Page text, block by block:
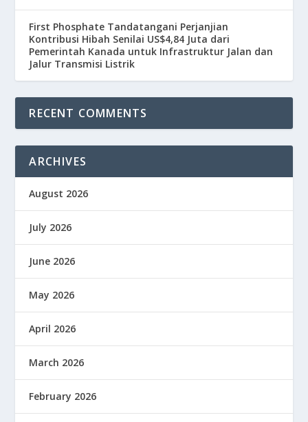
First Phosphate Tandatangani Perjanjian
Kontribusi Hibah Senilai US$4,84 Juta dari
Pemerintah Kanada untuk Infrastruktur Jalan dan
Jalur Transmisi Listrik
RECENT COMMENTS
ARCHIVES
August 2026
July 2026
June 2026
May 2026
April 2026
March 2026
February 2026